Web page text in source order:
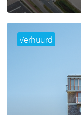
Verhuurd